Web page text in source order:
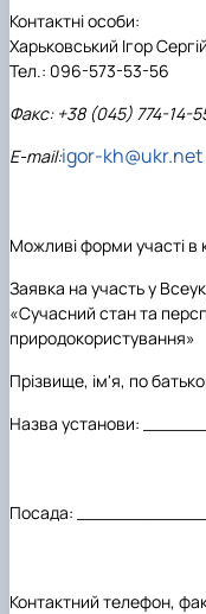
Контактні особи:
Харьковський Ігор
Тел.: 096-573-53-56
Факс: +38 (045) 774-14-
E-mail:igor-kh@ukr.net
Можливі форми участі в
Заявка на участь у
«Сучасний стан та
природокористування»
Прізвище, ім'я, по
Назва установи:
Посада:
Контактний телефон,